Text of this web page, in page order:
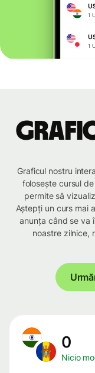
Graficul nostru
folosește cursul
permite să
Aștepți un curs mai
anunța când se va
noastre zilnice,
0
Nicio